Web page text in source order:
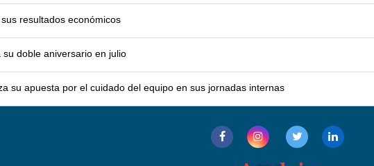
resultados económicos
doble aniversario en julio
su apuesta por el cuidado del equipo en sus jornadas internas